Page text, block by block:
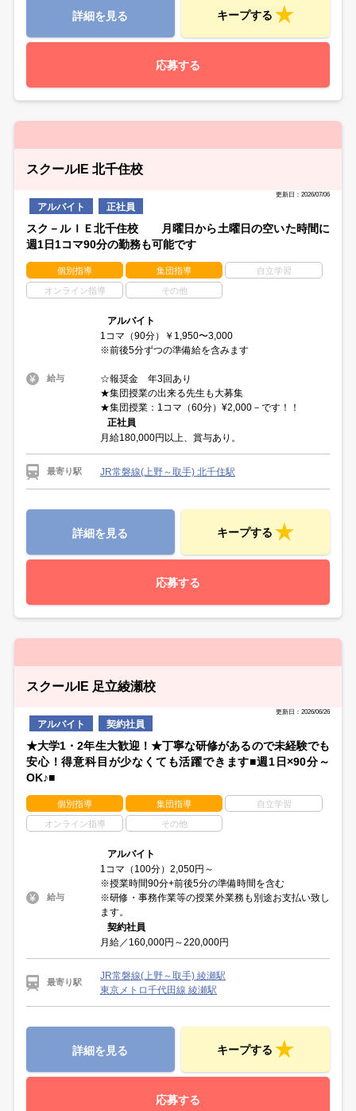
詳細を見る キープする
応募する
スクールIE 北千住校
更新日：2026/07/06
アルバイト 正社員
スク－ルＩＥ北千住校 月曜日から土曜日の空いた時間に
週1日1コマ90分の勤務も可能です
個別指導 集団指導 自立学習
オンライン指導 その他
給与
アルバイト
1コマ（90分）￥1,950〜3,000
※前後5分ずつの準備給を含みます
☆報奨金 年3回あり
★集団授業の出来る先生も大募集
★集団授業：1コマ（60分）¥2,000－です！！
正社員
月給180,000円以上、賞与あり。
最寄り駅 JR常磐線(上野～取手) 北千住駅
詳細を見る キープする
応募する
スクールIE 足立綾瀬校
更新日：2026/06/26
アルバイト 契約社員
★大学1・2年生大歓迎！★丁寧な研修があるので未経験でも
安心！得意科目が少なくても活躍できます■週1日×90分～
OK♪■
個別指導 集団指導 自立学習
オンライン指導 その他
給与
アルバイト
1コマ（100分）2,050円～
※授業時間90分+前後5分の準備時間を含む
※研修・事務作業等の授業外業務も別途お支払い致し
ます。
契約社員
月給／160,000円～220,000円
最寄り駅
JR常磐線(上野～取手) 綾瀬駅
東京メトロ千代田線 綾瀬駅
詳細を見る キープする
応募する